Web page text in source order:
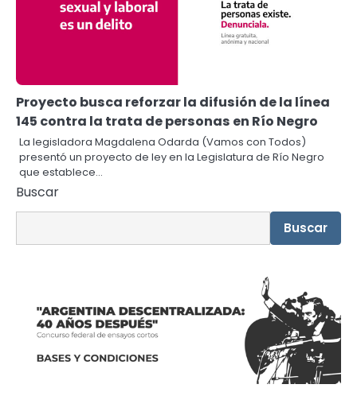
Proyecto busca reforzar la difusión de la línea
145 contra la trata de personas en Río Negro
La legisladora Magdalena Odarda (Vamos con Todos)
presentó un proyecto de ley en la Legislatura de Río Negro
que establece…
Buscar
Buscar